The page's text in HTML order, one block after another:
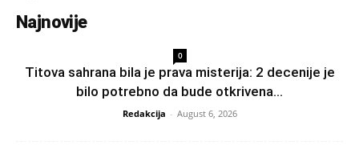
Najnovije
0
Titova sahrana bila je prava misterija: 2 decenije je
bilo potrebno da bude otkrivena...
Redakcija - August 6, 2026